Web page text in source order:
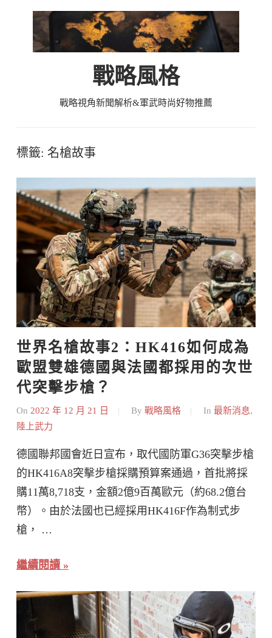
戰略風格
戰略視角新聞解析&軍武時尚好物推薦
標籤: 名槍故事
世界名槍故事2：HK416如何成為
歐盟雙雄德國與法國都採用的次世
代突擊步槍？
On 2022 年 12 月 21 日 By 戰略風格 In 最新消息,
陸上武力
德國聯邦國會近日宣布，取代國防軍G36突擊步槍
的HK416A8突擊步槍採購預算案通過，首批將採
購11萬8,718支，金額2億9百萬歐元（約68.2億台
幣）。由於法國也已經採用HK416F作為制式步
槍， …
繼續閱讀